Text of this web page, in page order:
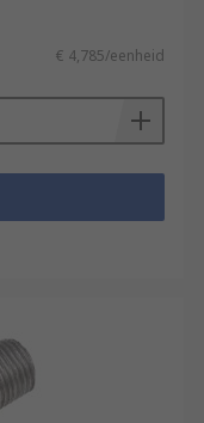
€ 4,785/eenheid